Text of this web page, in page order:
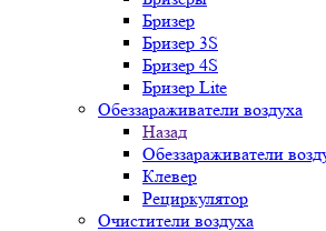
Бризер
Бризер 3S
Бризер 4S
Бризер Lite
Обеззараживатели воздуха
Назад
Обеззараживатели
Клевер
Рециркулятор
Очистители воздуха